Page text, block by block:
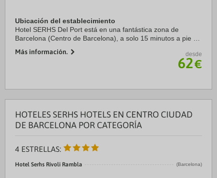
Ubicación del establecimiento
Hotel SERHS Del Port está en una fantástica zona de
Barcelona (Centro de Barcelona), a solo 15 minutos a pie de
encuentra a 2,8 km de Plaza de ...
Más información. desde
62€
HOTELES SERHS HOTELS EN CENTRO CIUDAD
DE BARCELONA POR CATEGORÍA
4 ESTRELLAS:
Hotel Serhs Rivoli Rambla (Barcelona)